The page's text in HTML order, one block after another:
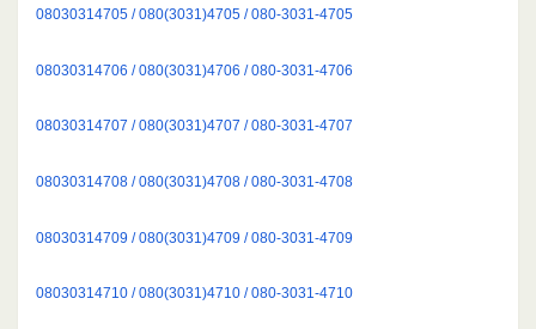
08030314705 / 080(3031)4705 / 080-3031-4705
08030314706 / 080(3031)4706 / 080-3031-4706
08030314707 / 080(3031)4707 / 080-3031-4707
08030314708 / 080(3031)4708 / 080-3031-4708
08030314709 / 080(3031)4709 / 080-3031-4709
08030314710 / 080(3031)4710 / 080-3031-4710